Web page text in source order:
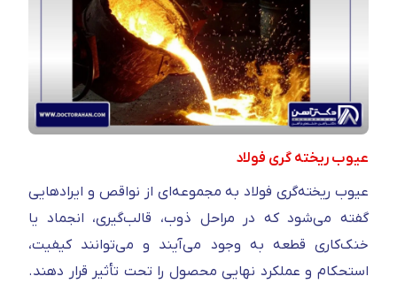
عیوب ریخته گری فولاد
عیوب ریخته‌گری فولاد به مجموعه‌ای از نواقص و ایرادهایی
گفته می‌شود که در مراحل ذوب، قالب‌گیری، انجماد یا
خنک‌کاری قطعه به وجود می‌آیند و می‌توانند کیفیت،
استحکام و عملکرد نهایی محصول را تحت تأثیر قرار دهند.